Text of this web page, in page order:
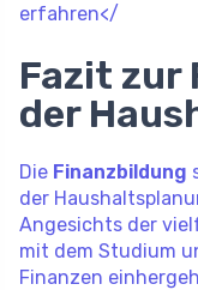
erfahren</
Fazit zur
der
Die Finanzbildung
der
Angesichts der
mit dem Studium
Finanzen